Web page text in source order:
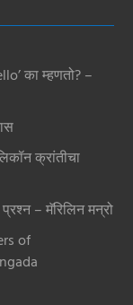
का म्हणतो? –
क्रांतीचा
– मॅरिलिन मन्रो
of